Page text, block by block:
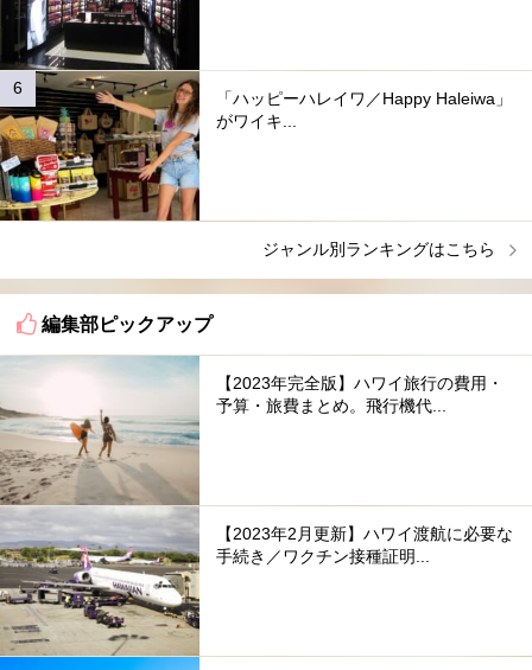
「ハッピーハレイワ／Happy Haleiwa」
がワイキ...
ジャンル別ランキングはこちら
編集部ピックアップ
【2023年完全版】ハワイ旅行の費用・
予算・旅費まとめ。飛行機代...
【2023年2月更新】ハワイ渡航に必要な
手続き／ワクチン接種証明...